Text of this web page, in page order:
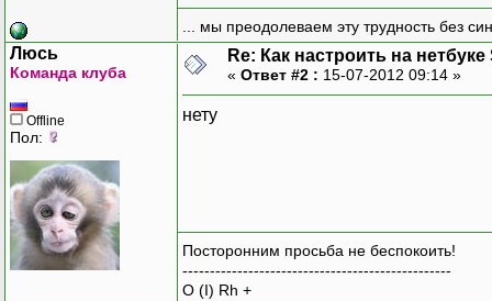
... мы преодолеваем эту трудность без
Люсь
Команда клуба
Offline
Пол:
Re: Как настроить на
« Ответ #2 : 15-07-2012 09:14 »
нету
Посторонним просьба не беспокоить!
-------------------------------------------------
O (I) Rh +